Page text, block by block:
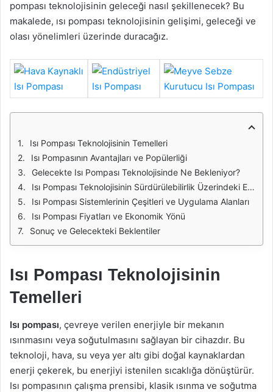
pompası teknolojisinin geleceği nasıl şekillenecek? Bu
makalede, ısı pompası teknolojisinin gelişimi, geleceği ve
olası yönelimleri üzerinde duracağız.
Isı Pompası Teknolojisinin Temelleri
Isı Pompasının Avantajları ve Popülerliği
Gelecekte Isı Pompası Teknolojisinde Ne Bekleniyor?
Isı Pompası Teknolojisinin Sürdürülebilirlik Üzerindeki Etkisi
Isı Pompası Sistemlerinin Çeşitleri ve Uygulama Alanları
Isı Pompası Fiyatları ve Ekonomik Yönü
Sonuç ve Gelecekteki Beklentiler
Isı Pompası Teknolojisinin
Temelleri
Isı pompası, çevreye verilen enerjiyle bir mekanın
ısınmasını veya soğutulmasını sağlayan bir cihazdır. Bu
teknoloji, hava, su veya yer altı gibi doğal kaynaklardan
enerji çekerek, bu enerjiyi istenilen sıcaklığa dönüştürür.
Isı pompasının çalışma prensibi, klasik ısınma ve soğutma